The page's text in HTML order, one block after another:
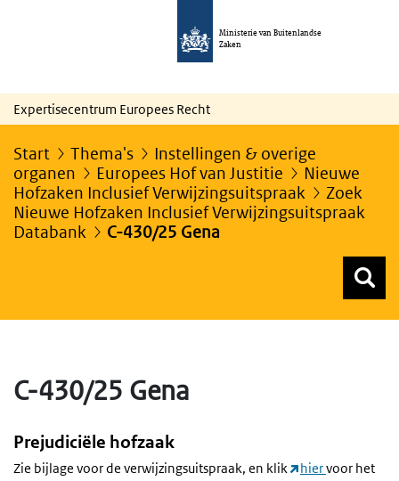
Ministerie van Buitenlandse
Zaken
Expertisecentrum Europees Recht
Start Thema's
Instellingen & overige
organen
Europees Hof van Justitie
Nieuwe
Hofzaken Inclusief Verwijzingsuitspraak
Zoek
Nieuwe Hofzaken Inclusief Verwijzingsuitspraak
Databank
C-430/25 Gena
C-430/25 Gena
Prejudiciële hofzaak
Zie bijlage voor de verwijzingsuitspraak, en klik hiervoor het